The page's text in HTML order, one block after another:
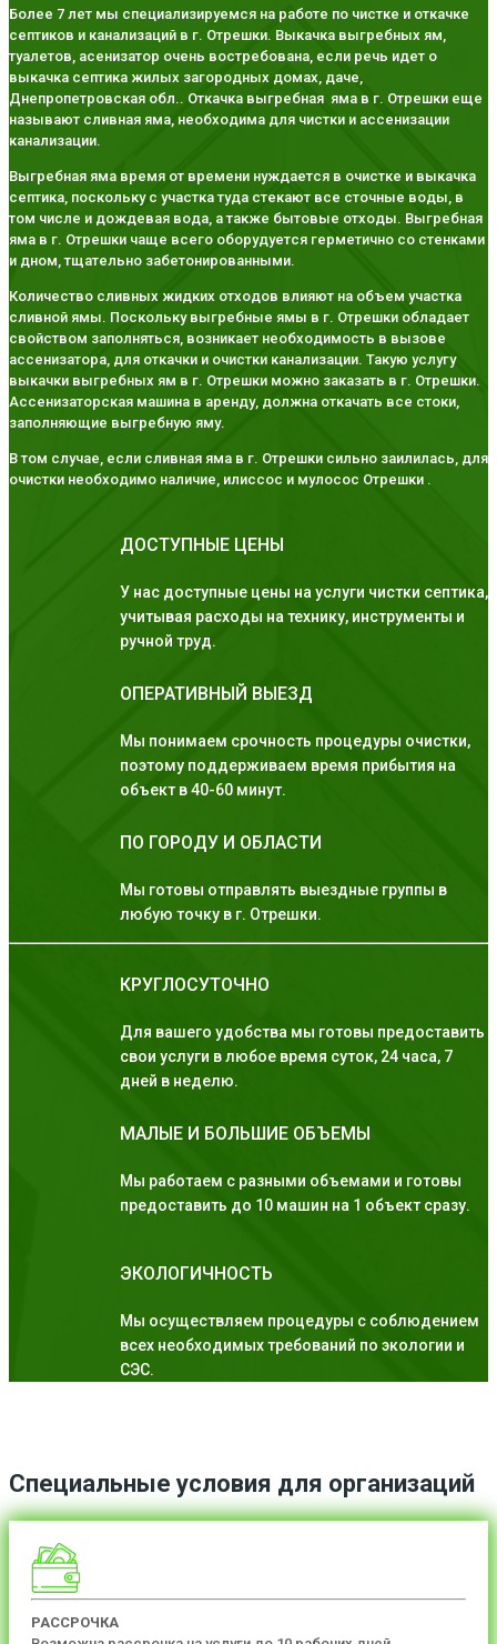
Более 7 лет мы специализируемся на работе по чистке и откачке
септиков и канализаций в г. Отрешки. Выкачка выгребных ям,
туалетов, асенизатор очень востребована, если речь идет о
выкачка септика жилых загородных домах, даче,
Днепропетровская обл.. Откачка выгребная яма в г. Отрешки еще
называют сливная яма, необходима для чистки и ассенизации
канализации.
Выгребная яма время от времени нуждается в очистке и выкачка
септика, поскольку с участка туда стекают все сточные воды, в
том числе и дождевая вода, а также бытовые отходы. Выгребная
яма в г. Отрешки чаще всего оборудуется герметично со стенками
и дном, тщательно забетонированными.
Количество сливных жидких отходов влияют на объем участка
сливной ямы. Поскольку выгребные ямы в г. Отрешки обладает
свойством заполняться, возникает необходимость в вызове
ассенизатора, для откачки и очистки канализации. Такую услугу
выкачки выгребных ям в г. Отрешки можно заказать в г. Отрешки.
Ассенизаторская машина в аренду, должна откачать все стоки,
заполняющие выгребную яму.
В том случае, если сливная яма в г. Отрешки сильно заилилась, для
очистки необходимо наличие, илиссос и мулосос Отрешки .
ДОСТУПНЫЕ ЦЕНЫ
У нас доступные цены на услуги чистки септика,
учитывая расходы на технику, инструменты и
ручной труд.
ОПЕРАТИВНЫЙ ВЫЕЗД
Мы понимаем срочность процедуры очистки,
поэтому поддерживаем время прибытия на
объект в 40-60 минут.
ПО ГОРОДУ И ОБЛАСТИ
Мы готовы отправлять выездные группы в
любую точку в г. Отрешки.
КРУГЛОСУТОЧНО
Для вашего удобства мы готовы предоставить
свои услуги в любое время суток, 24 часа, 7
дней в неделю.
МАЛЫЕ И БОЛЬШИЕ ОБЪЕМЫ
Мы работаем с разными объемами и готовы
предоставить до 10 машин на 1 объект сразу.
ЭКОЛОГИЧНОСТЬ
Мы осуществляем процедуры с соблюдением
всех необходимых требований по экологии и
СЭС.
Специальные условия для организаций
РАССРОЧКА